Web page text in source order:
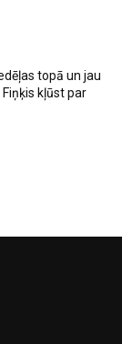
topā un jau
kļūst par